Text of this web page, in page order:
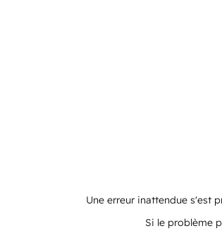
Une erreur inattendue s'est
Si le problème